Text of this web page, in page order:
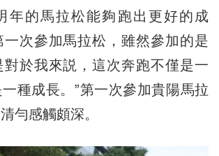
年的馬拉松能夠跑出更好的成
次參加馬拉松，雖然參加的是
於我來説，這次奔跑不僅是一
種成長。”第一次參加貴陽馬拉
勻感觸頗深。